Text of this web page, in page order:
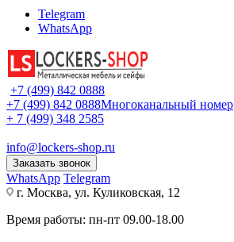
Telegram
WhatsApp
+7 (499) 842 0888
+7 (499) 842 0888Многоканальный номер
+ 7 (499) 348 2585
info@lockers-shop.ru
Заказать звонок
WhatsApp Telegram
г. Москва, ул. Куликовская, 12
Время работы: пн-пт 09.00-18.00